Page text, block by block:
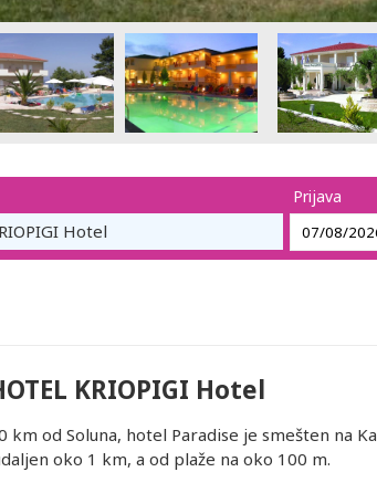
Hotel
Prijava
KRIOPIGI Hotel
km od Soluna, hotel Paradise je smešten na
oko 1 km, a od plaže na oko 100 m.